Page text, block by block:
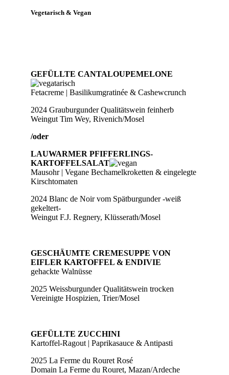
Vegetarisch & Vegan
GEFÜLLTE CANTALOUPEMELONE
Fetacreme | Basilikumgratinée & Cashewcrunch
2024 Grauburgunder Qualitätswein feinherb
Weingut Tim Wey, Rivenich/Mosel
/oder
LAUWARMER PFIFFERLINGS-
KARTOFFELSALAT
Mausohr | Vegane Bechamelkroketten & eingelegte
Kirschtomaten
2024 Blanc de Noir vom Spätburgunder -weiß
gekeltert-
Weingut F.J. Regnery, Klüsserath/Mosel
GESCHÄUMTE CREMESUPPE VON
EIFLER KARTOFFEL & ENDIVIE
gehackte Walnüsse
2025 Weissburgunder Qualitätswein trocken
Vereinigte Hospizien, Trier/Mosel
GEFÜLLTE ZUCCHINI
Kartoffel-Ragout | Paprikasauce & Antipasti
2025 La Ferme du Rouret Rosé
Domain La Ferme du Rouret, Mazan/Ardeche